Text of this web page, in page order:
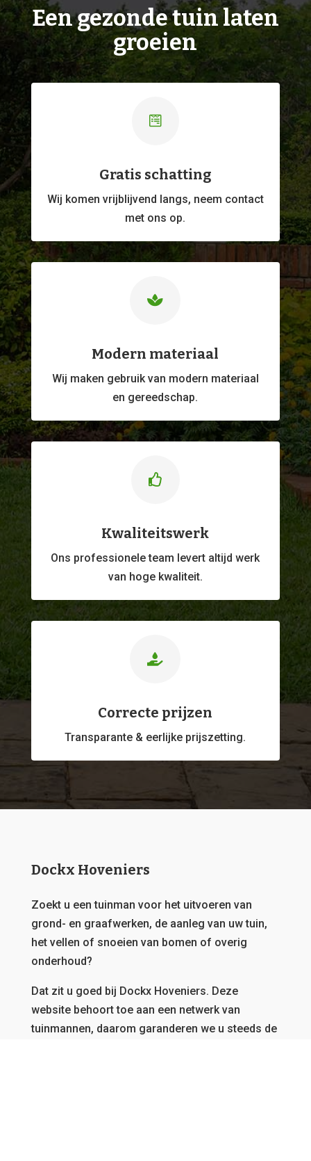
Een gezonde tuin laten
groeien

Gratis schatting
Wij komen vrijblijvend langs, neem contact
met ons op.

Modern materiaal
Wij maken gebruik van modern materiaal
en gereedschap.

Kwaliteitswerk
Ons professioneleteam levert altijd werk
van hoge kwaliteit.

Correcte prijzen
Transparante & eerlijke prijszetting.
Dockx Hoveniers
Zoekt u een tuinman voor het uitvoeren van
grond- en graafwerken, de aanleg van uw tuin,
het vellen of snoeien van bomen of overig
onderhoud?
Dat zit u goed bij Dockx Hoveniers. Deze
website behoort toe aan een netwerk van
tuinmannen, daarom garanderen we u steeds de